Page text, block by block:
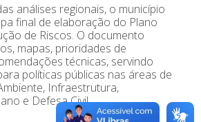
análises regionais, o município
final de elaboração do Plano
de Riscos. O documento
mapas, prioridades de
técnicas, servindo
políticas públicas nas áreas de
Infraestrutura,
e Defesa Civil.